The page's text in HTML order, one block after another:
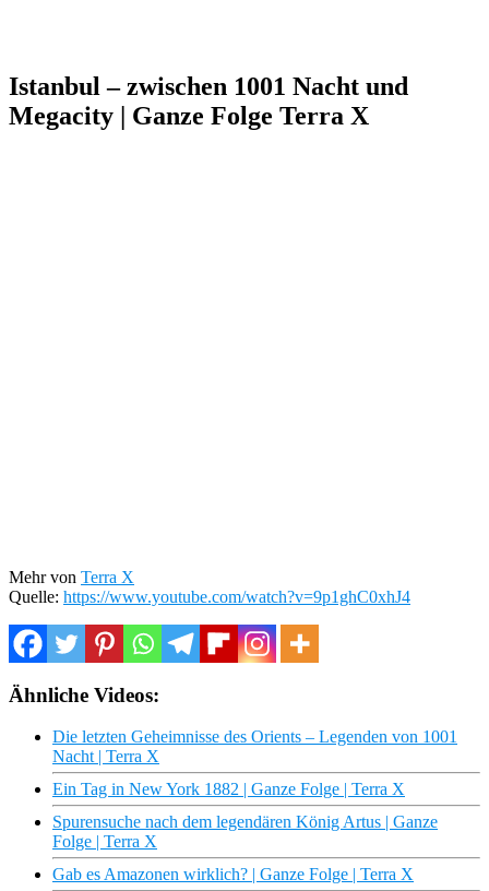
Istanbul – zwischen 1001 Nacht und
Megacity | Ganze Folge Terra X
Mehr von Terra X
Quelle: https://www.youtube.com/watch?v=9p1ghC0xhJ4
Ähnliche Videos:
Die letzten Geheimnisse des Orients – Legenden von 1001
Nacht | Terra X
Ein Tag in New York 1882 | Ganze Folge | Terra X
Spurensuche nach dem legendären König Artus | Ganze
Folge | Terra X
Gab es Amazonen wirklich? | Ganze Folge | Terra X